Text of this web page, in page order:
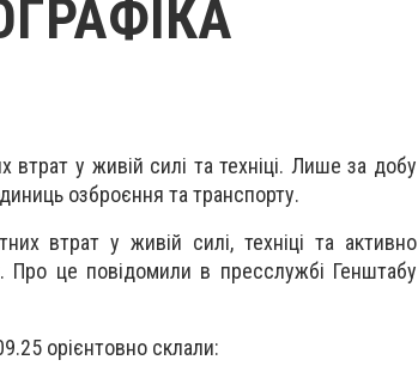
втрат у живій силі та техніці. Лише за добу
озброєння та транспорту.
втрат у живій силі, техніці та активно
Про це повідомили в пресслужбі Генштабу
орієнтовно склали: